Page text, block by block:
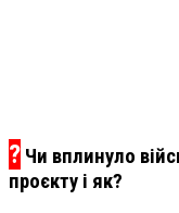
? Чи вплинуло
проєкту і як?